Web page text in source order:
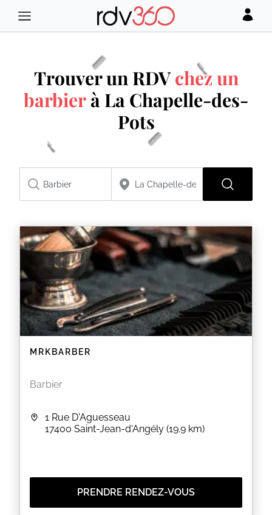
Trouver un RDVchez un
barbierà La Chapelle-des-
Pots
MRKBARBER
Barbier
1 Rue D'Aguesseau
17400 Saint-Jean-d'Angély (19.9 km)
PRENDRE RENDEZ-VOUS